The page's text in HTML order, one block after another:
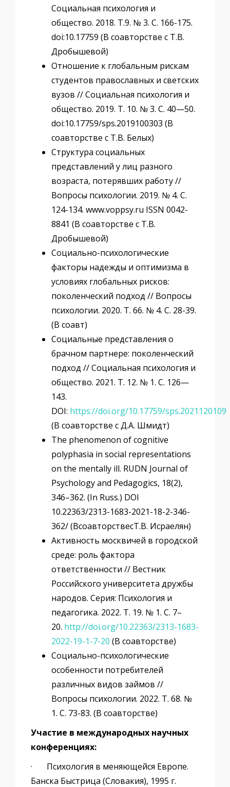
Социальная психология и
общество. 2018. Т.9. № 3. С. 166-175.
doi:10.17759 (В соавторстве с Т.В.
Дробышевой)
Отношение к глобальным рискам
студентов православных и светских
вузов // Социальная психология и
общество. 2019. Т. 10. № 3. С. 40—50.
doi:10.17759/sps.2019100303 (В
соавторстве с Т.В. Белых)
Структура социальных
представлений у лиц разного
возраста, потерявших работу //
Вопросы психологии. 2019. № 4. С.
124-134. www.voppsy.ru ISSN 0042-
8841 (В соавторстве с Т.В.
Дробышевой)
Социально-психологические
факторы надежды и оптимизма в
условиях глобальных рисков:
поколенческий подход // Вопросы
психологии. 2020. Т. 66. № 4. С. 28-39.
(В соавт)
Социальные представления о
брачном партнере: поколенческий
подход // Социальная психология и
общество. 2021. Т. 12. № 1. С. 126—
143.
DOI: https://doi.org/10.17759/sps.2021120109
(В соавторстве с Д.А. Шмидт)
The phenomenon of cognitive
polyphasia in social representations
on the mentally ill. RUDN Journal of
Psychology and Pedagogics, 18(2),
346–362. (In Russ.) DOI
10.22363/2313-1683-2021-18-2-346-
362/ (ВсоавторствесТ.В. Исраелян)
Активность москвичей в городской
среде: роль фактора
ответственности // Вестник
Российского университета дружбы
народов. Серия: Психология и
педагогика. 2022. Т. 19. № 1. С. 7–
20. http://doi.org/10.22363/2313-1683-
2022-19-1-7-20 (В соавторстве)
Социально-психологические
особенности потребителей
различных видов займов //
Вопросы психологии. 2022. Т. 68. №
1. С. 73-83. (В соавторстве)
Участие в международных научных
конференциях:
· Психология в меняющейся Европе.
Банска Быстрица (Словакия), 1995 г.